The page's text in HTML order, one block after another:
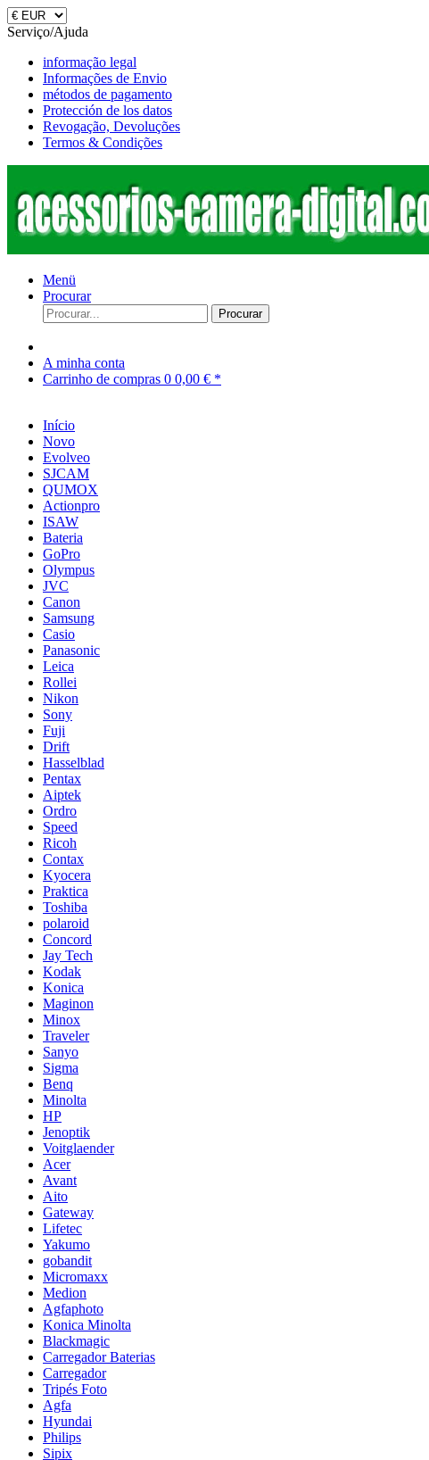
Serviço/Ajuda
informação legal
Informações de Envio
métodos de pagamento
Protección de los datos
Revogação, Devoluções
Termos & Condições
Menü
Procurar
Procurar
A minha conta
Carrinho de compras 0 0,00 € *
Início
Novo
Evolveo
SJCAM
QUMOX
Actionpro
ISAW
Bateria
GoPro
Olympus
JVC
Canon
Samsung
Casio
Panasonic
Leica
Rollei
Nikon
Sony
Fuji
Drift
Hasselblad
Pentax
Aiptek
Ordro
Speed
Ricoh
Contax
Kyocera
Praktica
Toshiba
polaroid
Concord
Jay Tech
Kodak
Konica
Maginon
Minox
Traveler
Sanyo
Sigma
Benq
Minolta
HP
Jenoptik
Voitglaender
Acer
Avant
Aito
Gateway
Lifetec
Yakumo
gobandit
Micromaxx
Medion
Agfaphoto
Konica Minolta
Blackmagic
Carregador Baterias
Carregador
Tripés Foto
Agfa
Hyundai
Philips
Sipix